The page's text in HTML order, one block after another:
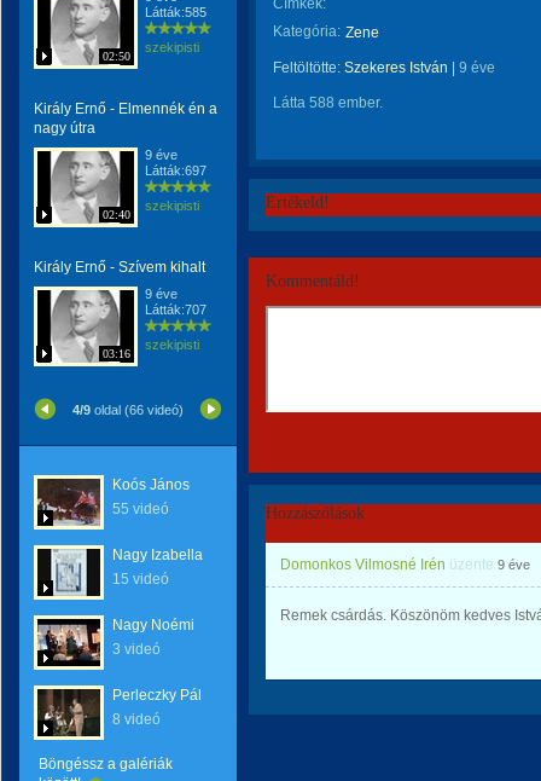
02:50
Látták:585
szekipisti
Király Ernő - Elmennék én a
nagy útra
02:40
9 éve
Látták:697
szekipisti
Király Ernő - Szívem kihalt
03:16
9 éve
Látták:707
szekipisti
4/9 oldal (66 videó)
Koós János
55 videó
Nagy Izabella
15 videó
Nagy Noémi
3 videó
Perleczky Pál
8 videó
Böngéssz a galériák
Címkék:
Kategória: Zene
Feltöltötte: Szekeres István 9 éve
Látta 588 ember.
Értékeld!
Kommentáld!
Hozzászólások
Domonkos Vilmosné Irén üzente 9 éve
Remek csárdás. Köszönöm kedves